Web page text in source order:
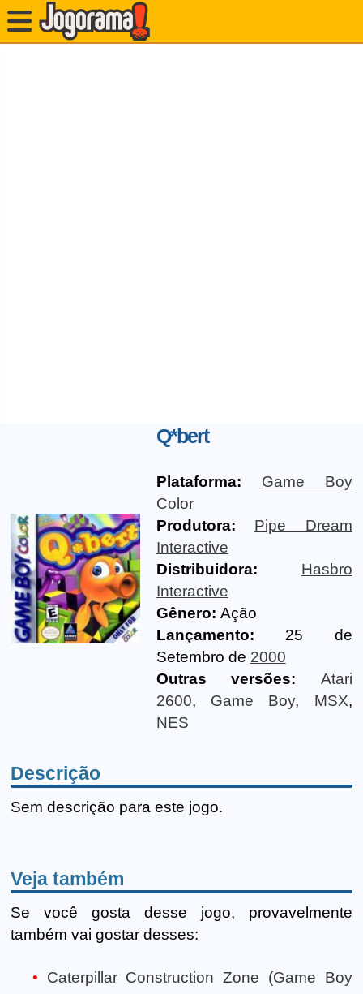
Q*bert
Plataforma:
Game Boy
Color
Produtora:
Pipe Dream
Interactive
Distribuidora:
Hasbro
Interactive
Gênero: Ação
Lançamento: 25 de
Setembro de 2000
Outras versões:
Atari
2600, Game Boy, MSX,
NES
Descrição
Sem descrição para este jogo.
Veja também
Se você gosta desse jogo, provavelmente
também vai gostar desses:
Caterpillar Construction Zone (Game Boy